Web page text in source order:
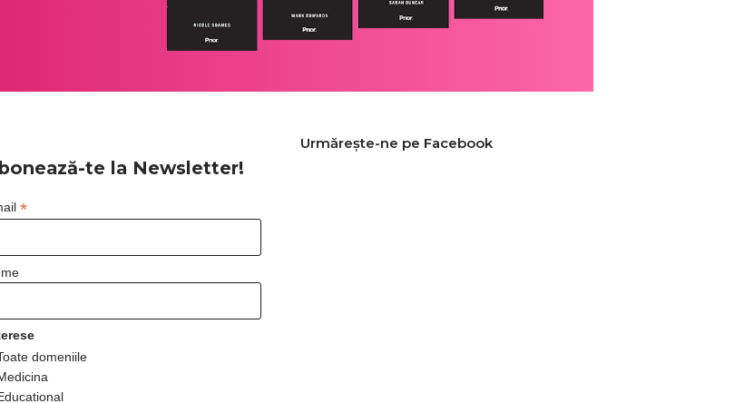
te la Newsletter!
*
domeniile
Urmărește-ne pe Facebook